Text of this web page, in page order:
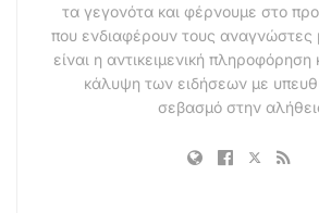
τα γεγονότα και φέρνουμε στο
που ενδιαφέρουν τους αναγνώστες
είναι η αντικειμενική πληροφόρηση
κάλυψη των ειδήσεων με
σεβασμό στην